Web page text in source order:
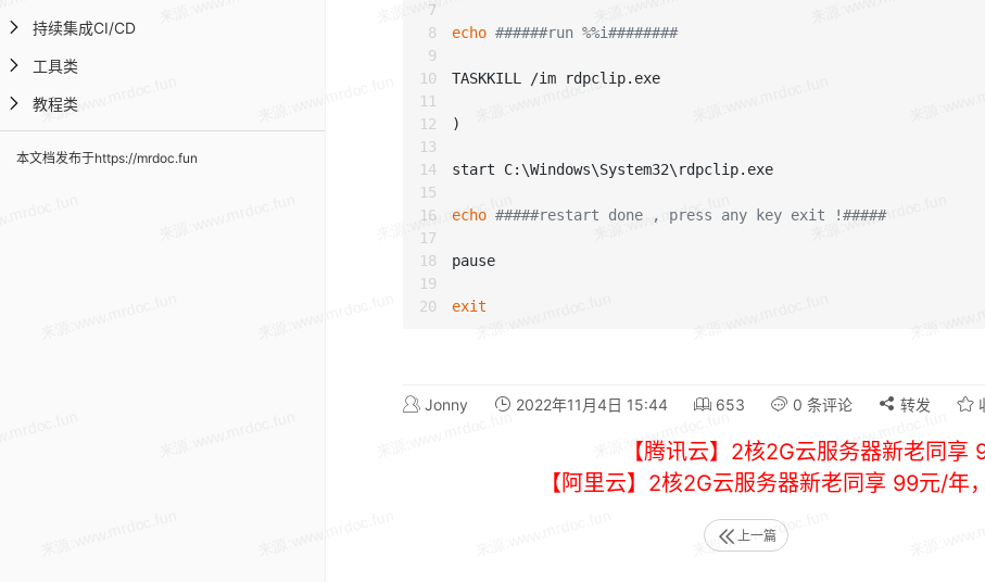
持续集成CI/CD
工具类
教程类
本文档发布于https://mrdoc.fun
echo ######run %%i########
TASKKILL /im rdpclip.exe
)
start C:\Windows\System32\rdpclip.exe
echo #####restart done , press any key exit !#####
pause
exit
Jonny 2022年11月4日 15:44 653 0 条评论 转发
【腾讯云】2核2G云服务器新老同享
【阿里云】2核2G云服务器新老同享 99元/
上一篇